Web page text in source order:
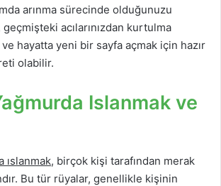
arınma sürecinde olduğunuzu
acılarınızdan kurtulma
ve hayatta yeni bir sayfa açmak için hazır
olabilir.
Islanmak ve
ıslanmak, birçok kişi tarafından merak
Bu tür rüyalar, genellikle kişinin